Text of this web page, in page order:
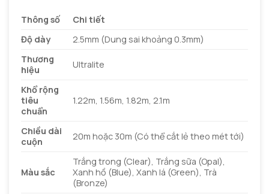
Thông số
Chi tiết
Độ dày
2.5mm (Dung sai khoảng 0.3mm)
Thương
hiệu
Ultralite
Khổ rộng
tiêu
chuẩn
1.22m, 1.56m, 1.82m, 2.1m
Chiều dài
cuộn
20m hoặc 30m (Có thể cắt lẻ theo mét tới)
Màu sắc
Trắng trong (Clear), Trắng sữa (Opal),
Xanh hồ (Blue), Xanh lá (Green), Trà
(Bronze)